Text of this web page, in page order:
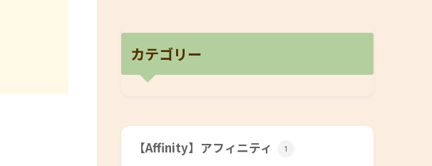
カテゴリー
【Affinity】アフィニティ 1